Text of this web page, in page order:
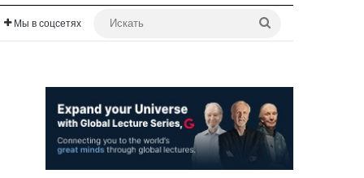
Мы в соцсетях